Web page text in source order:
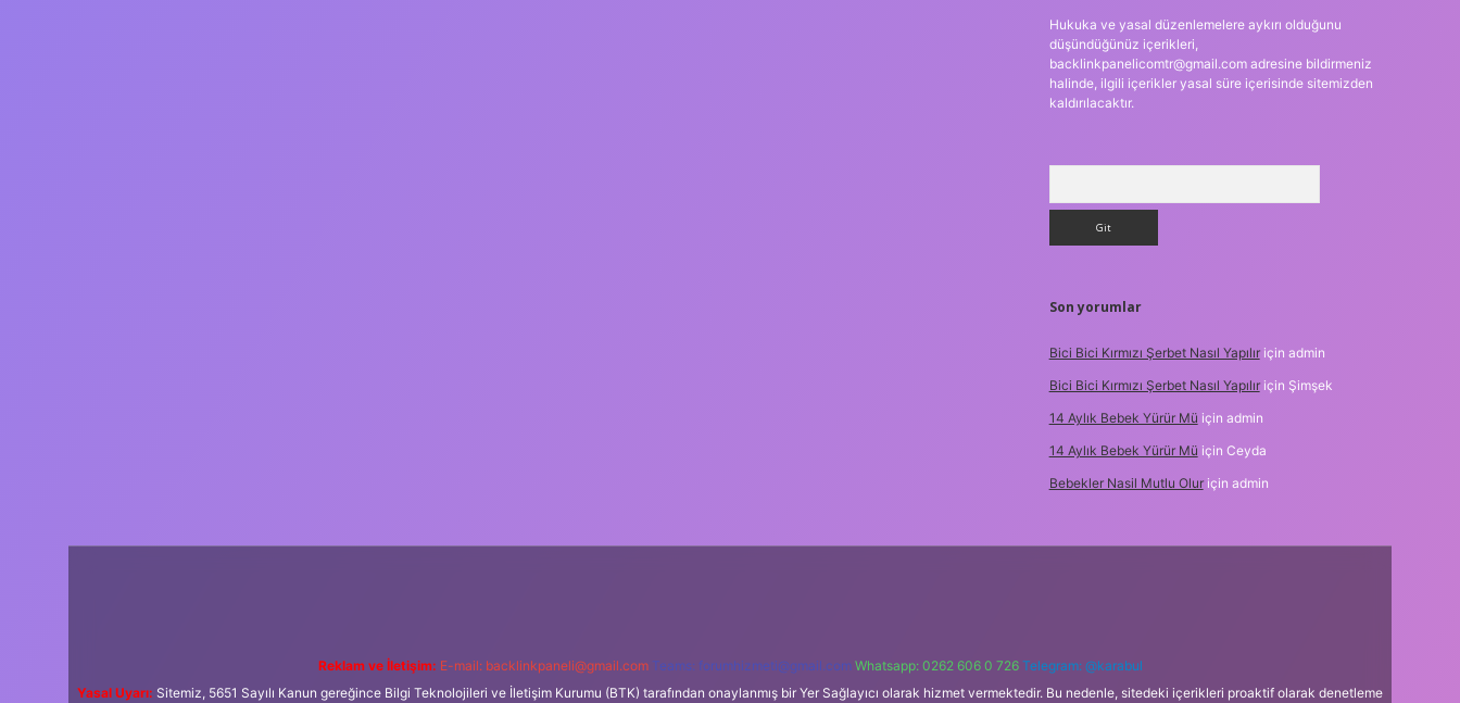
Hukuka ve yasal düzenlemelere aykırı olduğunu
düşündüğünüz içerikleri,
backlinkpanelicomtr@gmail.comadresine bildirmeniz
halinde, ilgili içerikler yasal süre içerisinde sitemizden
kaldırılacaktır.
Son yorumlar
Bici Bici Kırmızı Şerbet Nasıl Yapılıriçin admin
Bici Bici Kırmızı Şerbet Nasıl Yapılıriçin Şimşek
14 Aylık Bebek Yürür Mü için admin
14 Aylık Bebek Yürür Mü için Ceyda
Bebekler Nasil Mutlu Oluriçin admin
Reklam ve İletişim: E-mail: backlinkpaneli@gmail.com Teams: forumhizmeti@gmail.com Whatsapp: 0262 606 0 726 Telegram: @karabul
Yasal Uyarı: Sitemiz, 5651 Sayılı Kanun gereğince Bilgi Teknolojileri ve İletişim Kurumu (BTK) tarafından onaylanmış bir Yer Sağlayıcı olarak hizmet vermektedir. Bu nedenle, sitedeki içerikleri proaktif olarak denetleme